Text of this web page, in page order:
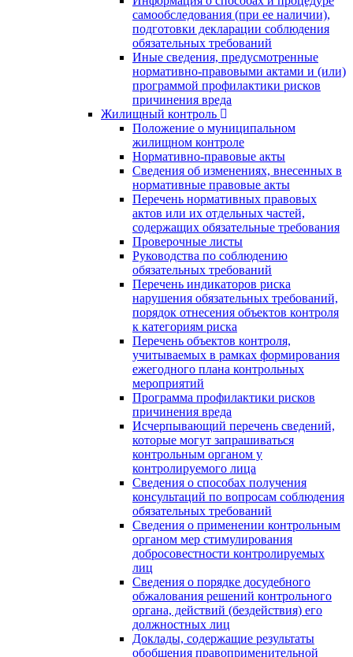
самообследования (при ее наличии),
подготовки декларации соблюдения
обязательных требований
Иные сведения, предусмотренные
нормативно-правовыми актами и (или)
программой профилактики рисков
причинения вреда
Жилищный контроль
Положение о муниципальном
жилищном контроле
Нормативно-правовые акты
Сведения об изменениях, внесенных в
нормативные правовые акты
Перечень нормативных правовых
актов или их отдельных частей,
содержащих обязательные требования
Проверочные листы
Руководства по соблюдению
обязательных требований
Перечень индикаторов риска
нарушения обязательных требований,
порядок отнесения объектов контроля
к категориям риска
Перечень объектов контроля,
учитываемых в рамках формирования
ежегодного плана контрольных
мероприятий
Программа профилактики рисков
причинения вреда
Исчерпывающий перечень сведений,
которые могут запрашиваться
контрольным органом у
контролируемого лица
Сведения о способах получения
консультаций по вопросам соблюдения
обязательных требований
Сведения о применении контрольным
органом мер стимулирования
добросовестности контролируемых
лиц
Сведения о порядке досудебного
обжалования решений контрольного
органа, действий (бездействия) его
должностных лиц
Доклады, содержащие результаты
обобщения правоприменительной